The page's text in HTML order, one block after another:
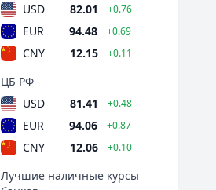
USD
82.01 +0.76
EUR 94.48 +0.69
CNY 12.15 +0.11
ЦБ РФ
USD
81.41 +0.48
EUR 94.06 +0.87
CNY 12.06 +0.10
Лучшие наличные курсы